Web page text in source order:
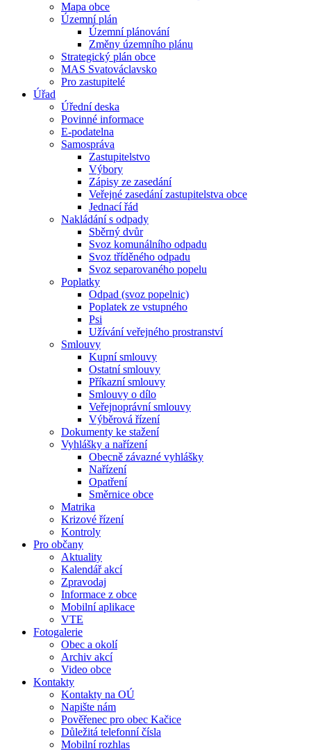
Mapa obce
Územní plán
Územní plánování
Změny územního plánu
Strategický plán obce
MAS Svatováclavsko
Pro zastupitelé
Úřad
Úřední deska
Povinné informace
E-podatelna
Samospráva
Zastupitelstvo
Výbory
Zápisy ze zasedání
Veřejné zasedání zastupitelstva obce
Jednací řád
Nakládání s odpady
Sběrný dvůr
Svoz komunálního odpadu
Svoz tříděného odpadu
Svoz separovaného popelu
Poplatky
Odpad (svoz popelnic)
Poplatek ze vstupného
Psi
Užívání veřejného prostranství
Smlouvy
Kupní smlouvy
Ostatní smlouvy
Příkazní smlouvy
Smlouvy o dílo
Veřejnoprávní smlouvy
Výběrová řízení
Dokumenty ke stažení
Vyhlášky a nařízení
Obecně závazné vyhlášky
Nařízení
Opatření
Směrnice obce
Matrika
Krizové řízení
Kontroly
Pro občany
Aktuality
Kalendář akcí
Zpravodaj
Informace z obce
Mobilní aplikace
VTE
Fotogalerie
Obec a okolí
Archiv akcí
Video obce
Kontakty
Kontakty na OÚ
Napište nám
Pověřenec pro obec Kačice
Důležitá telefonní čísla
Mobilní rozhlas